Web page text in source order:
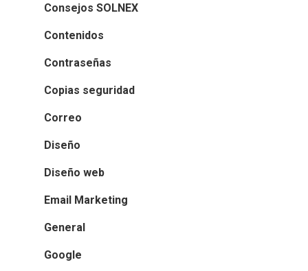
Consejos SOLNEX
Contenidos
Contraseñas
Copias seguridad
Correo
Diseño
Diseño web
Email Marketing
General
Google